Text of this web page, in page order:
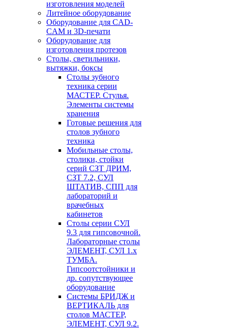
изготовления моделей
Литейное оборудование
Оборудование для CAD-
CAM и 3D-печати
Оборудование для
изготовления протезов
Cтолы, светильники,
вытяжки, боксы
Столы зубного
техника серии
МАСТЕР. Стулья.
Элементы системы
хранения
Готовые решения для
столов зубного
техника
Мобильные столы,
столики, стойки
серий СЗТ ДРИМ,
СЗТ 7.2, СУЛ
ШТАТИВ, СПП для
лабораторий и
врачебных
кабинетов
Столы серии СУЛ
9.3 для гипсовочной.
Лабораторные столы
ЭЛЕМЕНТ, СУЛ 1.х
ТУМБА.
Гипсоотстойники и
др. сопутствующее
оборудование
Системы БРИДЖ и
ВЕРТИКАЛЬ для
столов МАСТЕР,
ЭЛЕМЕНТ, СУЛ 9.2.